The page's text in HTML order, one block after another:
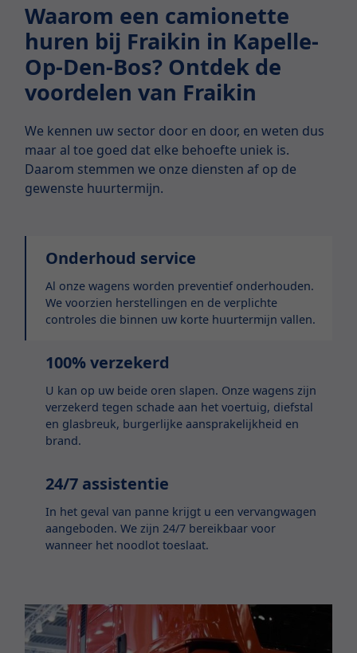
Waarom een camionette
huren bij Fraikin in Kapelle-
Op-Den-Bos? Ontdek de
voordelen van Fraikin
We kennen uw sector door en door, en weten dus
maar al toe goed dat elke behoefte uniek is.
Daarom stemmen we onze diensten af op de
gewenste huurtermijn.
Onderhoud service
Al onze wagens worden preventief onderhouden.
We voorzien herstellingen en de verplichte
controles die binnen uw korte huurtermijn vallen.
100% verzekerd
U kan op uw beide oren slapen. Onze wagens zijn
verzekerd tegen schade aan het voertuig, diefstal
en glasbreuk, burgerlijke aansprakelijkheid en
brand.
24/7 assistentie
In het geval van panne krijgt u een vervangwagen
aangeboden. We zijn 24/7 bereikbaar voor
wanneer het noodlot toeslaat.